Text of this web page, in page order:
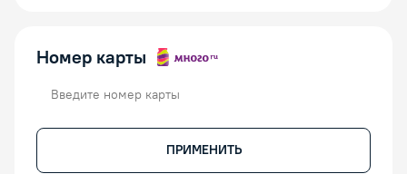
Номер карты
ПРИМЕНИТЬ